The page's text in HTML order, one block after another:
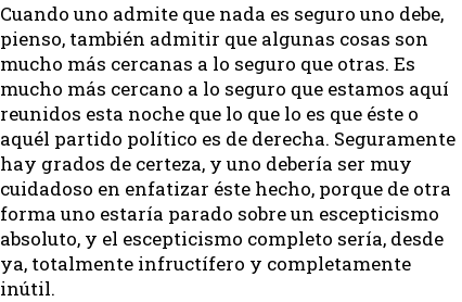
Cuando uno admite que nada es seguro uno debe,
pienso, también admitir que algunas cosas son
mucho más cercanas a lo seguro que otras. Es
mucho más cercano a lo seguro que estamos aquí
reunidos esta noche que lo que lo es que éste o
aquél partido político es de derecha. Seguramente
hay grados de certeza, y uno debería ser muy
cuidadoso en enfatizar éste hecho, porque de otra
forma uno estaría parado sobre un escepticismo
absoluto, y el escepticismo completo sería, desde
ya, totalmente infructífero y completamente
inútil.